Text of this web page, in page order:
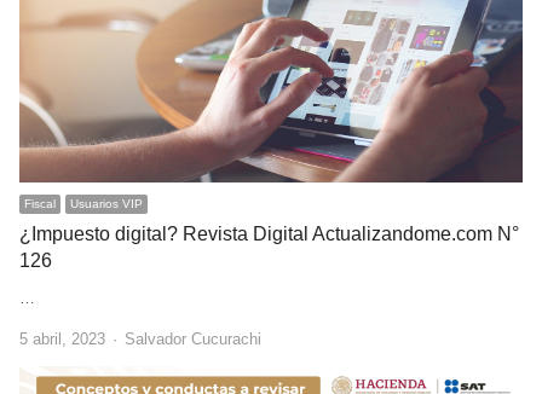
Fiscal Usuarios VIP
¿Impuesto digital? Revista Digital Actualizandome.com N°
126
…
5 abril, 2023 Author
Salvador Cucurachi